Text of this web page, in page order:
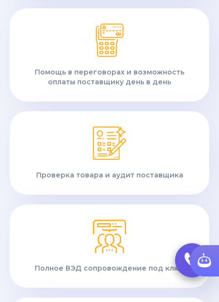
Помощь в переговорах и возможность
оплаты поставщику день в день
Проверка товара и аудит поставщика
Полное ВЭД сопровождение под ключ